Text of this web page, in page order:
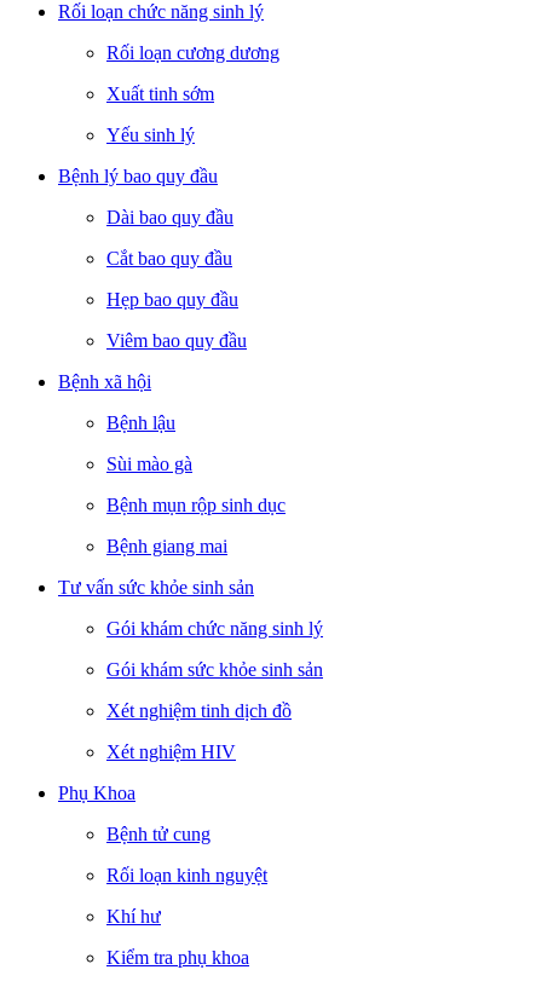
Rối loạn chức năng sinh lý
Rối loạn cương dương
Xuất tinh sớm
Yếu sinh lý
Bệnh lý bao quy đầu
Dài bao quy đầu
Cắt bao quy đầu
Hẹp bao quy đầu
Viêm bao quy đầu
Bệnh xã hội
Bệnh lậu
Sùi mào gà
Bệnh mụn rộp sinh dục
Bệnh giang mai
Tư vấn sức khỏe sinh sản
Gói khám chức năng sinh lý
Gói khám sức khỏe sinh sản
Xét nghiệm tinh dịch đồ
Xét nghiệm HIV
Phụ Khoa
Bệnh tử cung
Rối loạn kinh nguyệt
Khí hư
Kiểm tra phụ khoa